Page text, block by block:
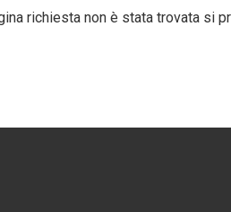
richiesta non è stata trovata si